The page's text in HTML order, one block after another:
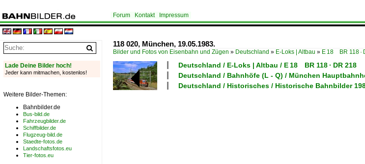
Forum Kontakt Impressum
118 020, München, 19.05.1983.
Bilder und Fotos von Eisenbahn und Zügen » Deutschland » E-Loks | Altbau » E 18 BR 118 ·
Deutschland / E-Loks | Altbau / E 18 BR 118 · DR 218
Deutschland / Bahnhöfe (L - Q) / München
Deutschland / Historisches / Historische Bahnbilder
Lade Deine Bilder hoch!
Jeder kann mitmachen, kostenlos!
Weitere Bilder-Themen:
Bahnbilder.de
Bus-bild.de
Fahrzeugbilder.de
Schiffbilder.de
Flugzeug-bild.de
Staedte-fotos.de
Landschaftsfotos.eu
Tier-fotos.eu